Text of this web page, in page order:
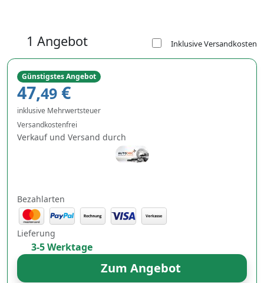
1 Angebot Inklusive Versandkosten
Günstigstes Angebot
47,49 €
inklusive Mehrwertsteuer
Versandkostenfrei
Verkauf und Versand durch
Bezahlarten
Lieferung
3-5 Werktage
Zum Angebot